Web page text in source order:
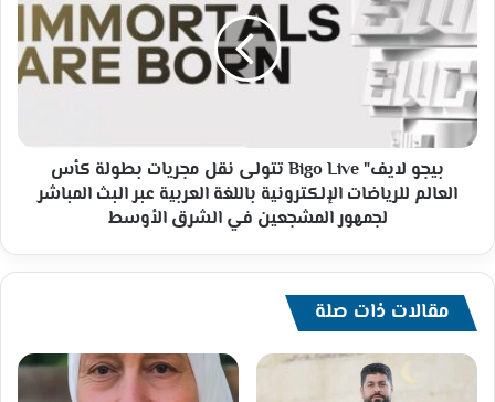
Bigo
Live
تتولى
نقل
مجريات
بطولة
كأس
العالم
للرياضات
العربية
البث
المباشر
لجمهور
بيجو لايف" Bigo Live تتولى نقل مجريات بطولة كأس
العالم للرياضات الإلكترونية باللغة العربية عبر البث المباشر
لجمهور المشجعين في الشرق الأوسط
مقالات ذات صلة